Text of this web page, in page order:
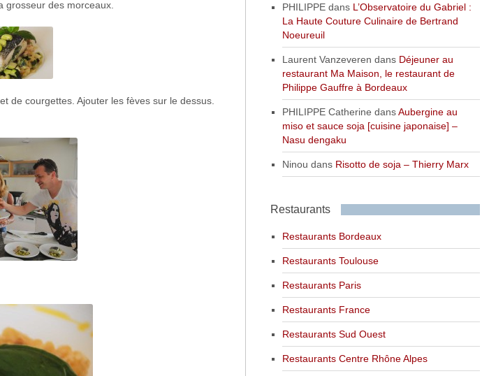
grosseur des morceaux.
de courgettes. Ajouter les fèves sur le dessus.
PHILIPPEdans L’Observatoire du Gabriel :
La Haute Couture Culinaire de Bertrand
Noeureuil
Laurent Vanzeveren dans Déjeuner au
restaurant Ma Maison, le restaurant de
Philippe Gauffre à Bordeaux
PHILIPPE Catherine dansAubergine au
miso et sauce soja [cuisine japonaise] –
Nasu dengaku
Ninou dans Risotto de soja – Thierry Marx
Restaurants
Restaurants Bordeaux
Restaurants Toulouse
Restaurants Paris
Restaurants France
Restaurants Sud Ouest
Restaurants Centre Rhône Alpes